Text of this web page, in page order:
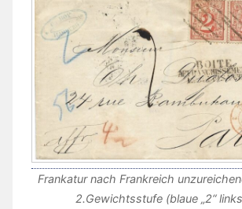
Frankatur nach Frankreich
2.Gewichtsstufe (blaue „2“